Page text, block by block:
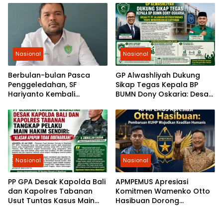
Febrie Ardiansyah
Musim Mas
Nasional
Berbulan-bulan Pasca
Penggeledahan, SF
Hariyanto Kembali
Tagih Kepastian dari KPK
Nasional
GP Alwashliyah Dukung
Sikap Tegas Kepala BP
BUMN Dony Oskaria: Desak
Restrukturisasi Tanpa
Mengorbankan Karyawan
Nasional
PP GPA Desak Kapolda Bali
dan Kapolres Tabanan
Usut Tuntas Kasus Main
Nasional
APMPEMUS Apresiasi
Komitmen Wamenko Otto
Hasibuan Dorong